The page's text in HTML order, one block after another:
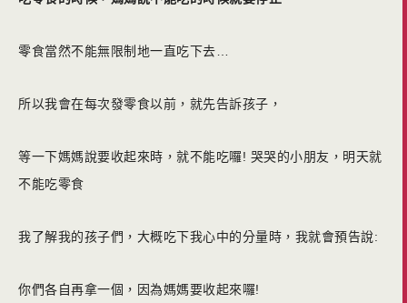
零食當然不能無限制地一直吃下去…
所以我會在每次發零食以前，就先告訴孩子，
等一下媽媽說要收起來時， 就不能吃囉! 哭哭的小朋友，明天就
不能吃零食
我了解我的孩子們，大概吃下我心中的分量時，我就會預告說:
你們各自再拿一個，因為媽媽要收起來囉!